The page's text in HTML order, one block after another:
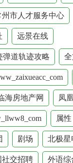
州市人才服务中心
远景在线
弹道轨迹攻略
海房地产网 凤
属性
剧场 北极星
社交招聘 外语综